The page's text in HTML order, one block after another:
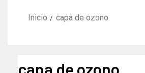
Inicio capa de ozono
capa de ozono